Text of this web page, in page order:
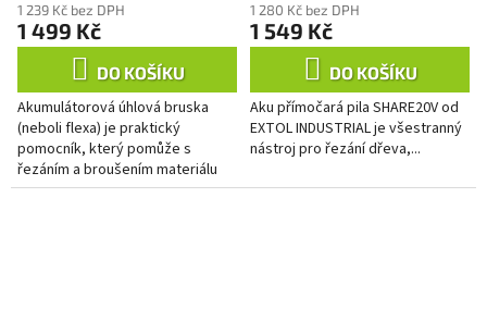
1 239 Kč bez DPH
1 499 Kč
DO KOŠÍKU
Akumulátorová úhlová bruska
(neboli flexa) je praktický
pomocník, který pomůže s
řezáním a broušením materiálu
bez potřeby blízkého dosahu
1 280 Kč bez DPH
1 549 Kč
DO KOŠÍKU
Aku přímočará pila SHARE20V od
EXTOL INDUSTRIAL je všestranný
nástroj pro řezání dřeva,...